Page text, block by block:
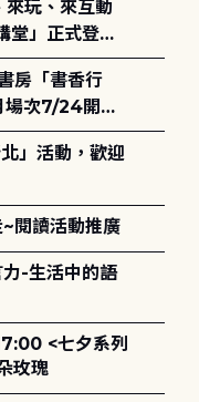
堂」正式登
場次7/24開始
~閱讀活動推廣
力-生活中的語
<七夕系列
玫瑰